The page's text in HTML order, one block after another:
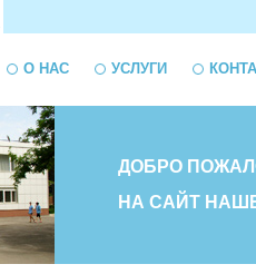
О НАС УСЛУГИ
ДОБРО
НА САЙТ